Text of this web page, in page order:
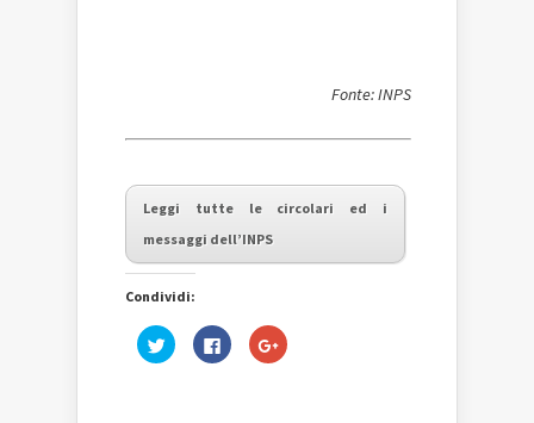
Fonte: INPS
Leggi tutte le circolari ed i
messaggi dell’INPS
Condividi:
Fai
clic
Fai
clic
Fai
clic